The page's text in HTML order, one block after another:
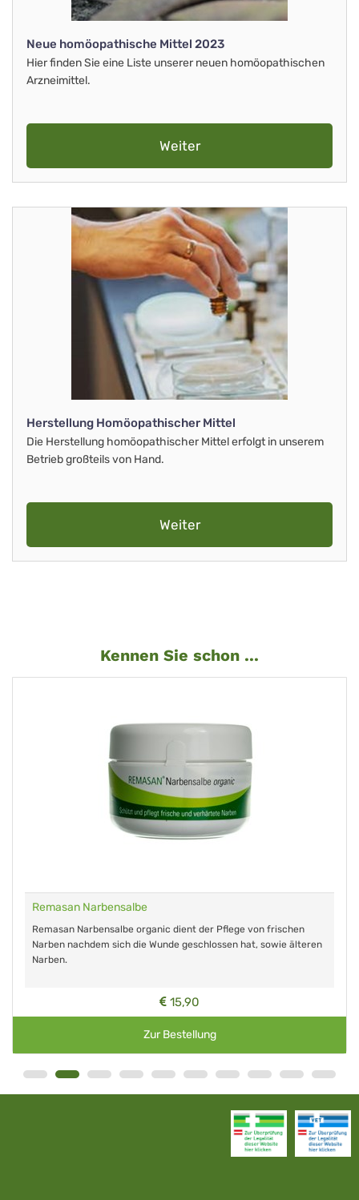
Neue homöopathische Mittel 2023
Hier finden Sie eine Liste unserer neuen homöopathischen
Arzneimittel.
Weiter
Herstellung Homöopathischer Mittel
Die Herstellung homöopathischer Mittel erfolgt in unserem
Betrieb großteils von Hand.
Weiter
Kennen Sie schon ...
Remasan Narbensalbe
Remasan Narbensalbe organic dient der Pflege von frischen
Narben nachdem sich die Wunde geschlossen hat, sowie älteren
Narben.
15,90
Zur Bestellung